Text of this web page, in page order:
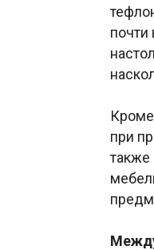
почти
при
также